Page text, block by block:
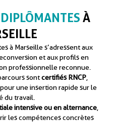
À
à Marseille s’adressent aux
et aux profils en
professionnelle reconnue.
sontcertifiés RNCP
une insertion rapide sur le
du travail.
intensive ou en alternance
les compétences concrètes